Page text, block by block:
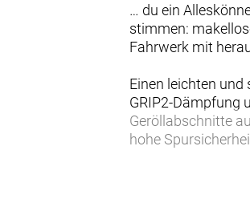
… du ein
stimmen:
Fahrwerk mit
Einen leichten und
GRIP2-Dämpfung
Geröllabschnitte
hohe